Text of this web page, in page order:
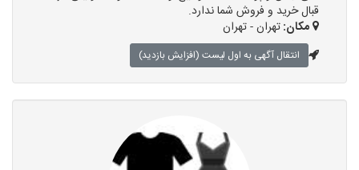
قبال خرید و فروش شما ندارد.
مکان:تهران - تهران
انتقال آگهی به اول لیست (افزایش بازدید)